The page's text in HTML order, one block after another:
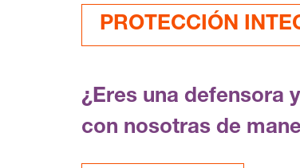
PROTECCIÓN
¿Eres una defensora
con nosotras de